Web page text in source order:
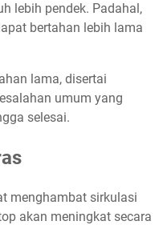
lebih pendek. Padahal,
bertahan lebih lama
lama, disertai
umum yang
selesai.
menghambat sirkulasi
akan meningkat secara